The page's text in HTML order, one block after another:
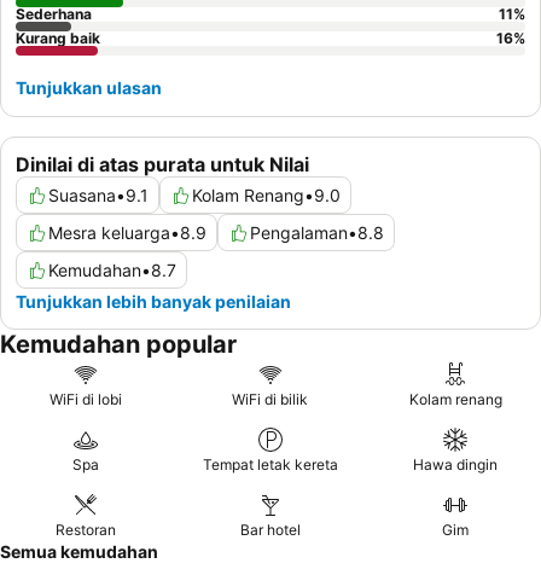
Dinilai di atas purata untuk Nilai
Suasana•9.1 Kolam Renang•9.0
Mesra keluarga•8.9 Pengalaman•8.8
Kemudahan•8.7
Tunjukkan lebih banyak penilaian
Sederhana
11%
Kurang baik
16%
Tunjukkan ulasan
Kemudahan popular
WiFi di lobi WiFi di bilik Kolam renang
Spa Tempat letak kereta Hawa dingin
Restoran Bar hotel Gim
Semua kemudahan